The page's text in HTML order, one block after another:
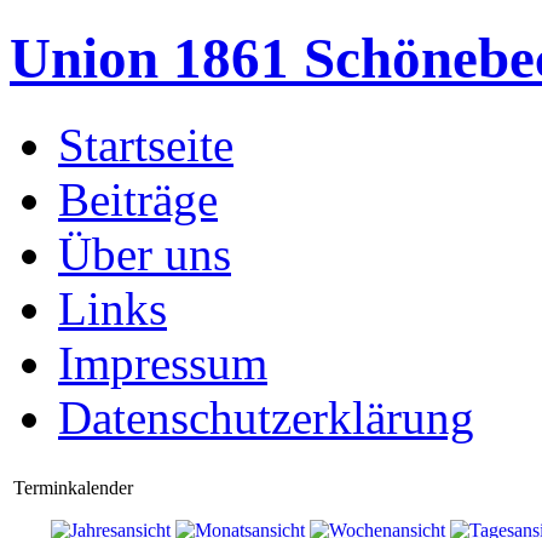
Union 1861
Startseite
Beiträge
Über uns
Links
Impressum
Datenschutzerklärung
Terminkalender